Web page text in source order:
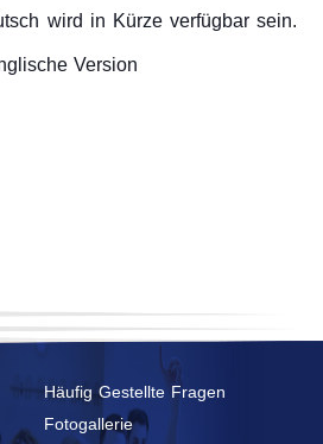
wird in Kürze verfügbar sein.
Version
Häufig Gestellte Fragen
Fotogallerie